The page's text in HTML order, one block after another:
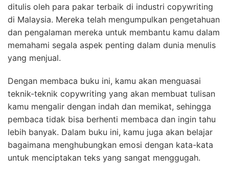
ditulis oleh para pakar terbaik di industri copywriting
di Malaysia. Mereka telah mengumpulkan pengetahuan
dan pengalaman mereka untuk membantu kamu dalam
memahami segala aspek penting dalam dunia menulis
yang menjual.
Dengan membaca buku ini, kamu akan menguasai
teknik-teknik copywriting yang akan membuat tulisan
kamu mengalir dengan indah dan memikat, sehingga
pembaca tidak bisa berhenti membaca dan ingin tahu
lebih banyak. Dalam buku ini, kamu juga akan belajar
bagaimana menghubungkan emosi dengan kata-kata
untuk menciptakan teks yang sangat menggugah.